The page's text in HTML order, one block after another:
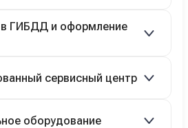
в ГИБДД и оформление
сервисный центр
оборудование